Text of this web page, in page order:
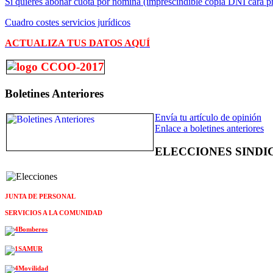
Cuadro costes servicios jurídicos
ACTUALIZA TUS DATOS AQUÍ
Boletines Anteriores
Envía tu artículo de opinión
Enlace a boletines anteriores
ELECCIONES
JUNTA DE PERSONAL
SERVICIOS A LA COMUNIDAD